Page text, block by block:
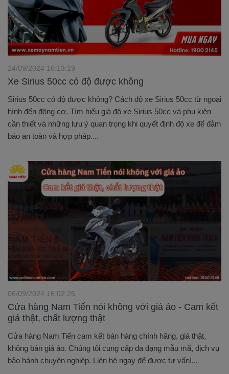
Xe Sirius 50cc có độ được không
24/09/2024 16:13:19
Sirius 50cc có độ được không? Cách độ xe Sirius 50cc từ ngoại
hình đến động cơ. Tìm hiểu giá độ xe Sirius 50cc và phụ kiện
cần thiết và những lưu ý quan trọng khi quyết định độ xe để đảm
bảo an toàn và hợp pháp....
Cửa hàng Nam Tiến nói không với giá ảo - Cam kết
giá thật, chất lượng thật
06/09/2024 16:02:26
Cửa hàng Nam Tiến cam kết bán hàng chính hãng, giá thật,
không bán giá ảo. Chúng tôi cung cấp đa dạng mẫu mã, dịch vụ
bảo hành chuyên nghiệp. Liên hệ ngay để được tư vấn!...